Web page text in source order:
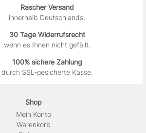
Rascher Versand
innerhalb Deutschlands.
30 Tage Widerrufsrecht
wenn es Ihnen nicht gefällt.
100% sichere Zahlung
durch SSL-gesicherte Kasse.
Shop
Mein Konto
Warenkorb